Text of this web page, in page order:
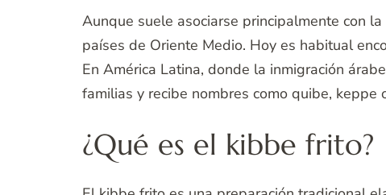
Aunque suele asociarse principalmente con
países de Oriente Medio. Hoy es habitual
En América Latina, donde la inmigración
familias y recibe nombres como quibe,
¿Qué es el kibbe frito?